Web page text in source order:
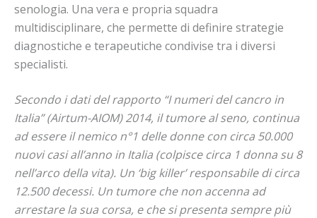
senologia. Una vera e propria squadra
multidisciplinare, che permette di definire strategie
diagnostiche e terapeutiche condivise tra i diversi
specialisti.
Secondo i dati del rapporto “I numeri del cancro in
Italia” (Airtum-AIOM) 2014, il tumore al seno, continua
ad essere il nemico n°1 delle donne con circa 50.000
nuovi casi all’anno in Italia (colpisce circa 1 donna su 8
nell’arco della vita). Un ‘big killer’ responsabile di circa
12.500 decessi. Un tumore che non accenna ad
arrestare la sua corsa, e che si presenta sempre più